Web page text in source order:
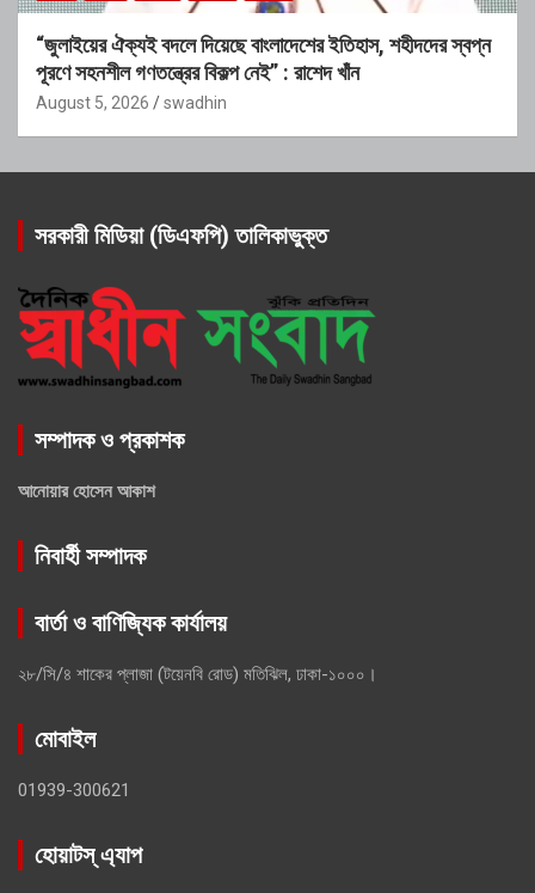
“জুলাইয়ের ঐক্যই বদলে দিয়েছে বাংলাদেশের ইতিহাস, শহীদদের স্বপ্ন
পূরণে সহনশীল গণতন্ত্রের বিকল্প নেই” : রাশেদ খাঁন
August 5, 2026 swadhin
সরকারী মিডিয়া (ডিএফপি) তালিকাভুক্ত
সম্পাদক ও প্রকাশক
আনোয়ার হোসেন আকাশ
নিবার্হী সম্পাদক
বার্তা ও বাণিজ্যিক কার্যালয়
২৮/সি/৪ শাকের প্লাজা (টয়েনবি রোড) মতিঝিল, ঢাকা-১০০০।
মোবাইল
01939-300621
হোয়াটস্ এ্যাপ